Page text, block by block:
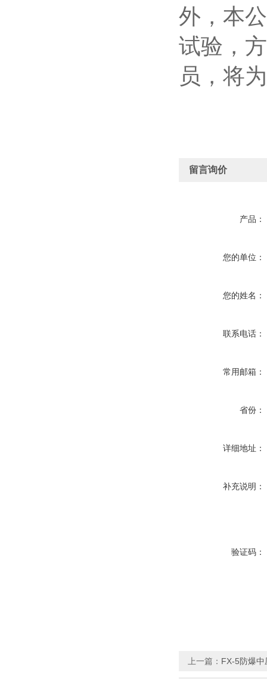
外，本
试验，
员，将
留言询价
产品：
您的单位：
您的姓名：
联系电话：
常用邮箱：
省份：
详细地址：
补充说明：
验证码：
上一篇： FX-5防爆中